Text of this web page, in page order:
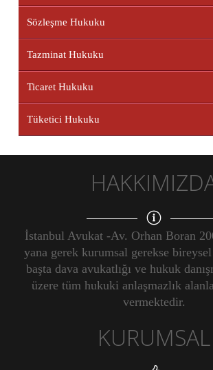
Sözleşme Hukuku
Tazminat Hukuku
Ticaret Hukuku
Tüketici Hukuku
İstanbul Avukat -Av. Orhan Boran
yana gerek kurumsal gerekse
başta dava avukatlığı ve hukuk
üzere tüm hukuki anlaşmazlık
vermektedir.
KURUMSAL